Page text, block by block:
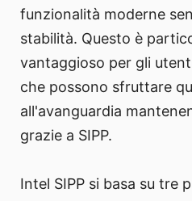
funzionalità moderne
stabilità. Questo è
vantaggioso per gli
che possono sfruttare
all'avanguardia
grazie a SIPP.
Intel SIPP si basa su tre